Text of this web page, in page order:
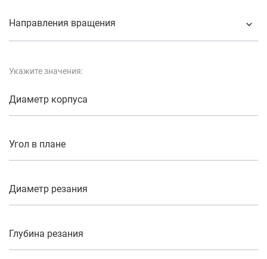
Направления вращения
Укажите значения:
Диаметр корпуса
Угол в плане
Диаметр резания
Глубина резания